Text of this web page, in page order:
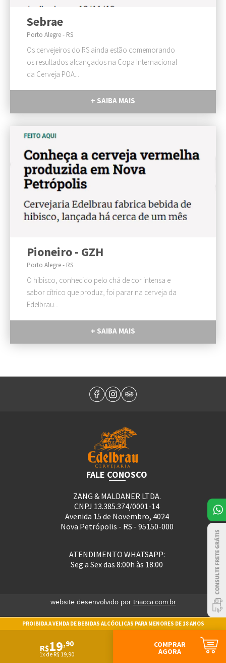
R$19,90
1x de R$ 19,90
COMPRAR
AGORA
Sebrae
Porto Alegre - RS
Os cervejeiros do RS ainda estão comemorando
os resultados alcançados na Copa Internacional
da Cerveja POA...
+ SAIBA MAIS
Pioneiro - GZH
Porto Alegre - RS
O hibisco, conhecido pelo chá de cor intensa e
sabor cítrico que produz, foi parar na cerveja da
Edelbrau...
+ SAIBA MAIS
FALE CONOSCO
ZANG & MALDANER LTDA.
CNPJ 13.385.374/0001-14
Avenida 15 de Novembro, 4024
Nova Petrópolis - RS - 95150-000
ATENDIMENTO WHATSAPP:
Seg a Sex das 8:00h às 18:00
website desenvolvido por triacca.com.br
PROIBIDA A VENDA DE BEBIDAS ALCÓOLICAS PARA MENORES DE 18 ANOS